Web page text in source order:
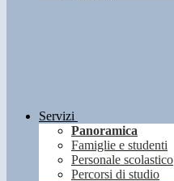
Servizi
Panoramica
Famiglie e studenti
Personale scolastico
Percorsi di studio